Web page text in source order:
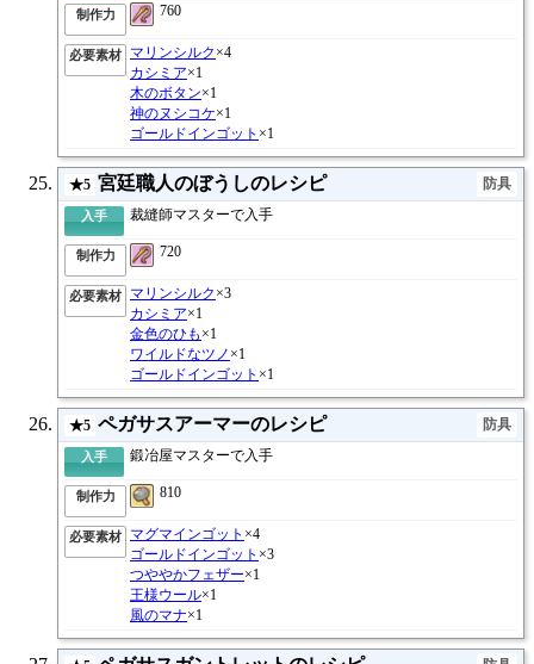
制作力 760
必要素材 マリンシルク ×4
カシミア×1
木のボタン×1
神のヌシコケ×1
ゴールドインゴット ×1
★5 宮廷職人のぼうしのレシピ 防具
入手 裁縫師マスターで入手
制作力 720
必要素材 マリンシルク ×3
カシミア×1
金色のひも ×1
ワイルドなツノ ×1
ゴールドインゴット ×1
★5 ペガサスアーマーのレシピ 防具
入手 鍛冶屋マスターで入手
制作力 810
必要素材 マグマインゴット ×4
ゴールドインゴット ×3
つややかフェザー×1
王様ウール×1
風のマナ×1